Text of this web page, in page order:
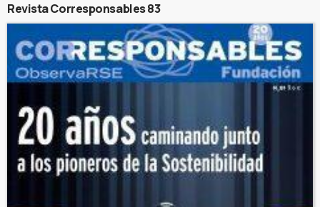
Revista Corresponsables 83